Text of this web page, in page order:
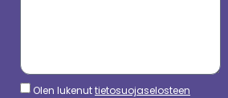
Olen lukenuttietosuojaselosteen